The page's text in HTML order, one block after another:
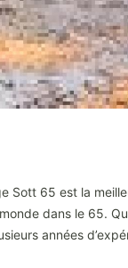
Sott 65 est la
dans le 65.
années